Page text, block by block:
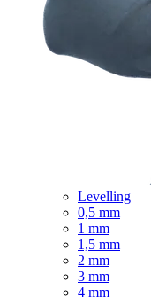
Levelling
0,5 mm
1 mm
1,5 mm
2 mm
3 mm
4 mm